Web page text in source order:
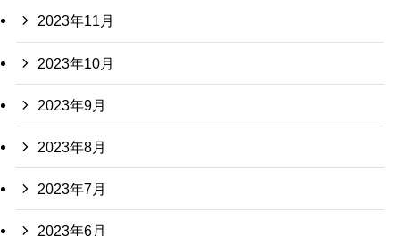
2023年11月
2023年10月
2023年9月
2023年8月
2023年7月
2023年6月